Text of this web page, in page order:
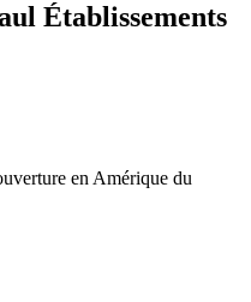
Établissements
en Amérique du